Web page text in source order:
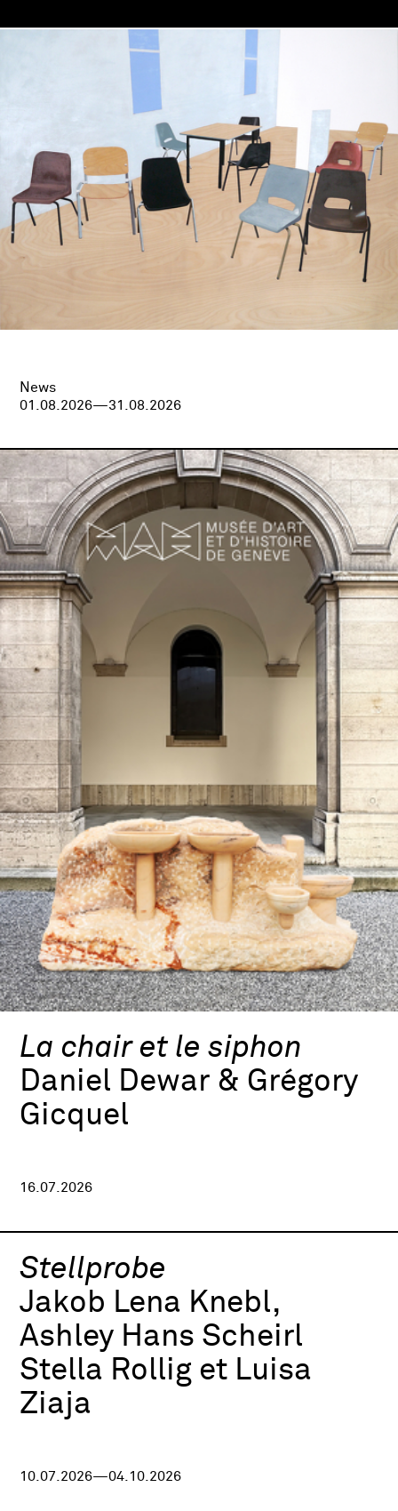
News
01.08.2026—31.08.2026
La chair et le siphon
Daniel Dewar & Grégory
Gicquel
16.07.2026
Stellprobe
Jakob Lena Knebl,
Ashley Hans Scheirl
Stella Rollig et Luisa
Ziaja
10.07.2026—04.10.2026